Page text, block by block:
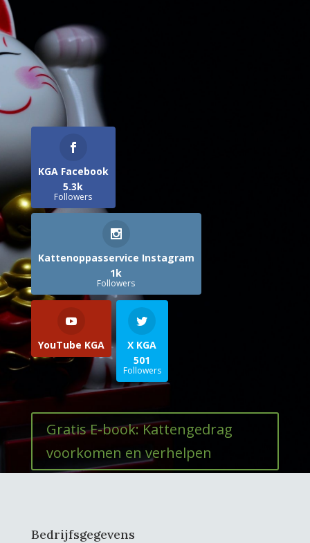
KGA Facebook
5.3k
Followers
Kattenoppasservice Instagram
1k
Followers
YouTube KGA
X KGA
501
Followers
Gratis E-book: Kattengedrag
voorkomen en verhelpen
Bedrijfsgegevens